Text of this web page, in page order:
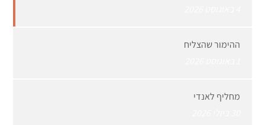
ההימור שהצליח
מחליף לאנדי